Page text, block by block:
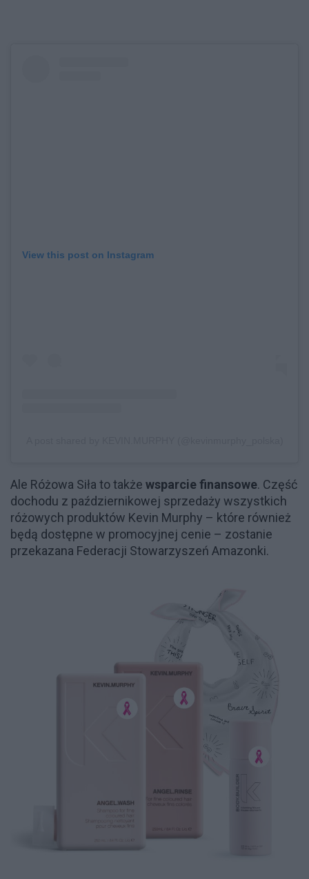
View this post on Instagram
Ale Różowa Siła to także wsparcie finansowe. Część
dochodu z październikowej sprzedaży wszystkich
różowych produktów Kevin Murphy – które również
będą dostępne w promocyjnej cenie – zostanie
przekazana Federacji Stowarzyszeń Amazonki.